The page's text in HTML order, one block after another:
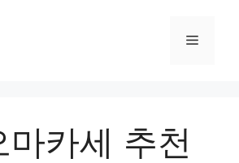
메
마카세 추천